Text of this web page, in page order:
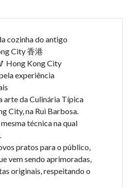
cozinha do antigo
City 香港
Hong Kong City
experiência
arte da Culinária Típica
City, na Rui Barbosa.
técnica na qual
pratos para o público,
vem sendo aprimoradas,
originais, respeitando o